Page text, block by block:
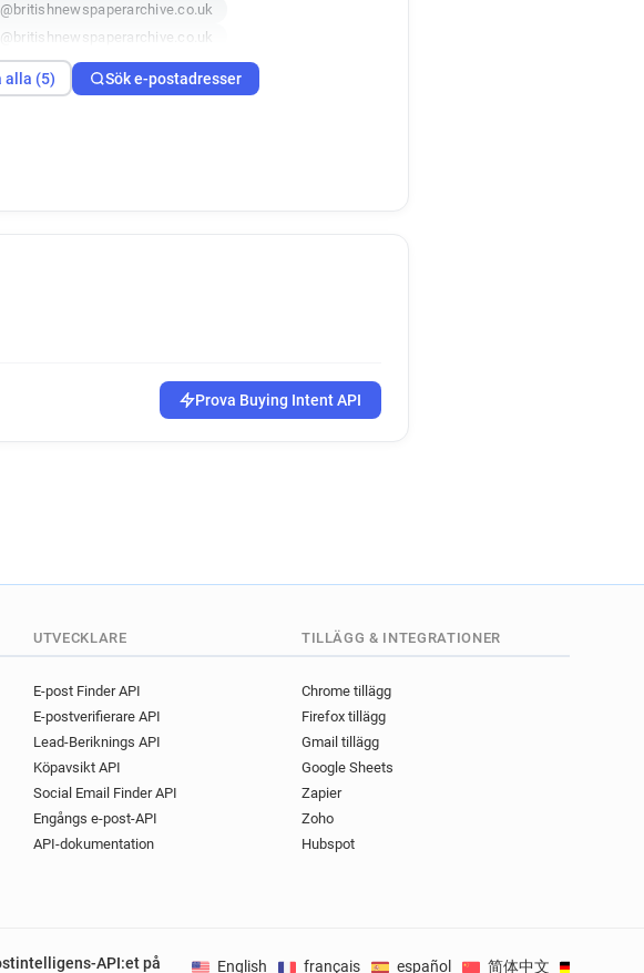
alla (5) Sök e-postadresser
Prova Buying Intent API
UTVECKLARE
E-post Finder API
E-postverifierare API
Lead-Beriknings API
Köpavsikt API
Social Email Finder API
Engångs e-post-API
API-dokumentation
TILLÄGG & INTEGRATIONER
Chrome tillägg
Firefox tillägg
Gmail tillägg
Google Sheets
Zapier
Zoho
Hubspot
API:et på
English français español 简体中文